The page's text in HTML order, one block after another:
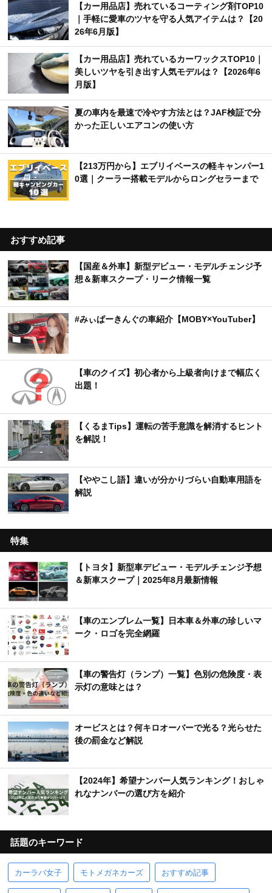
【カー用品店】売れているコーティング剤TOP10
｜手軽に愛車のツヤを守る人気アイテムは？【20
26年6月版】
【カー用品店】売れているカーワックスTOP10｜
美しいツヤを引き出す人気モデルは？【2026年6
月版】
夏の車内を最速で冷やす方法とは？JAF検証で分
かった正しいエアコンの使い方
【213万円から】エブリイベースの軽キャンパー1
0選｜クーラー搭載モデルからロングセラーまで
おすすめ記事
【国産＆外車】新型デビュー・モデルチェンジ予
想＆新車スクープ・リーク情報一覧
#みぃぱーきんぐの車紹介【MOBY×YouTuber】
【車のクイズ】初心者から上級者向けまで幅広く
出題！
【くるまTips】運転の苦手意識を解消するヒント
を解説！
【ややこし語】違いが分かりづらい自動車用語を
解説
特集
【トヨタ】新型車デビュー・モデルチェンジ予想
＆新車スクープ｜2025年8月最新情報
【車のエンブレム一覧】日本車＆外車の珍しいマ
ーク・ロゴを完全網羅
【車の警告灯（ランプ）一覧】色別の危険度・表
示灯の意味とは？
オービスとは？何キロオーバーで光る？光らせた
後の罰金など解説
【2024年】希望ナンバー人気ランキング！おしゃ
れなナンバーの選び方を紹介
話題のキーワード
カーラバ女子 モトメガネカーズ おすすめ記事